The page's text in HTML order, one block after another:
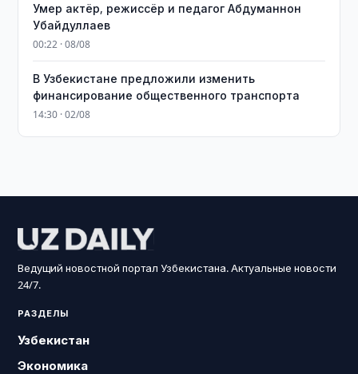
Умер актёр, режиссёр и педагог Абдуманнон
Убайдуллаев
00:22 · 08/08
В Узбекистане предложили изменить
финансирование общественного транспорта
14:30 · 02/08
Ведущий новостной портал Узбекистана. Актуальные новости
24/7.
РАЗДЕЛЫ
Узбекистан
Экономика